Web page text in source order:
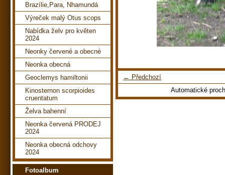
← Předchozí
Automatické
Brazílie,Para, Nhamundá
Výreček malý Otus scops
Nabídka želv pro květen
2024
Neonky červené a obecné
Neonka obecná
Geoclemys hamiltonii
Kinosternon scorpioides
cruentatum
Želva bahenní
Neonka červená PRODEJ
2024
Neonka obecná odchovy
2024
Fotoalbum